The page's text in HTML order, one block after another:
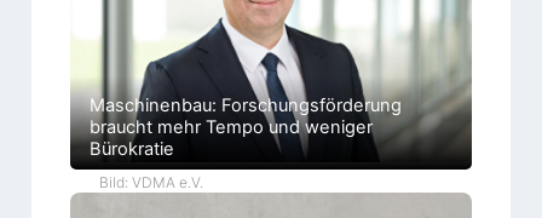
Maschinenbau: Forschungsförderung
braucht mehr Tempo und weniger
Bürokratie
Bild: VDMA e.V.